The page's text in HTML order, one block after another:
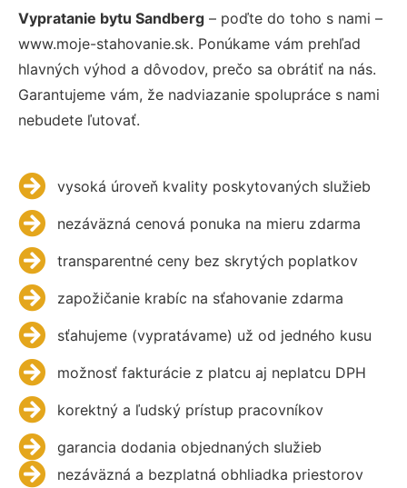
Vypratanie bytu Sandberg – poďte do toho s nami –
www.moje-stahovanie.sk. Ponúkame vám prehľad
hlavných výhod a dôvodov, prečo sa obrátiť na nás.
Garantujeme vám, že nadviazanie spolupráce s nami
nebudete ľutovať.
vysoká úroveň kvality poskytovaných služieb
nezáväzná cenová ponuka na mieru zdarma
transparentné ceny bez skrytých poplatkov
zapožičanie krabíc na sťahovanie zdarma
sťahujeme (vypratávame) už od jedného kusu
možnosť fakturácie z platcu aj neplatcu DPH
korektný a ľudský prístup pracovníkov
garancia dodania objednaných služieb
nezáväzná a bezplatná obhliadka priestorov